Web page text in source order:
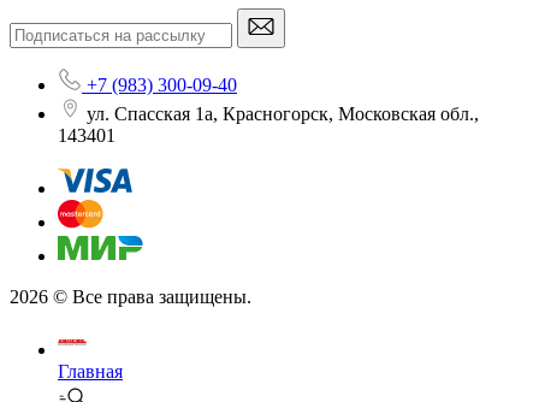
+7 (983) 300-09-40
ул. Спасская 1а, Красногорск, Московская обл.,
143401
2026 © Все права защищены.
Главная